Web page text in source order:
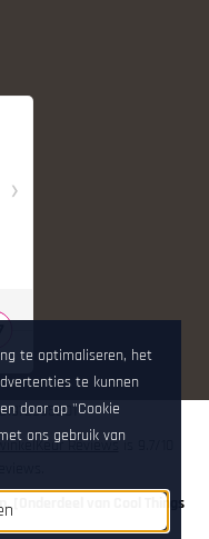
Reviewsis 9.7/10
[Onderdeel van Cool Things
te optimaliseren, het
te kunnen
door op "Cookie
ons gebruik van